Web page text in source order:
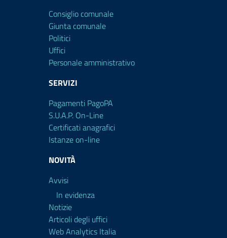
Consiglio comunale
Giunta comunale
Politici
Uffici
Personale amministrativo
SERVIZI
Pagamenti PagoPA
S.U.A.P. On-Line
Certificati anagrafici
Istanze on-line
NOVITÀ
Avvisi
In evidenza
Notizie
Articoli degli uffici
Web Analytics Italia